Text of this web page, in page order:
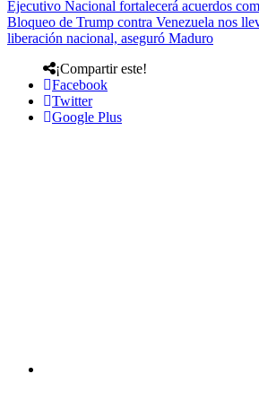
Ejecutivo Nacional fortalecerá acuerdos
Bloqueo de Trump contra Venezuela nos
liberación nacional, aseguró Maduro
¡Compartir este!
Facebook
Twitter
Google Plus